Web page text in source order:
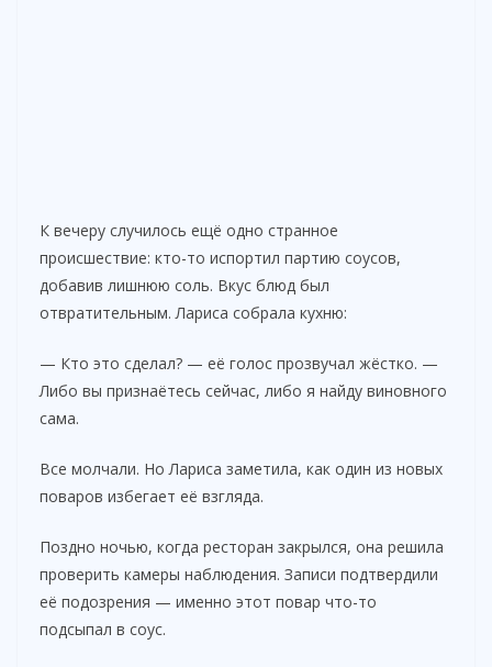
К вечеру случилось ещё одно странное
происшествие: кто-то испортил партию соусов,
добавив лишнюю соль. Вкус блюд был
отвратительным. Лариса собрала кухню:
— Кто это сделал? — её голос прозвучал жёстко. —
Либо вы признаётесь сейчас, либо я найду виновного
сама.
Все молчали. Но Лариса заметила, как один из новых
поваров избегает её взгляда.
Поздно ночью, когда ресторан закрылся, она решила
проверить камеры наблюдения. Записи подтвердили
её подозрения — именно этот повар что-то
подсыпал в соус.